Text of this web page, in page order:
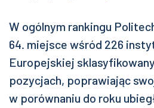
W ogólnym rankingu
64. miejsce wśród 226
Europejskiej
pozycjach, poprawiając
w porównaniu do roku